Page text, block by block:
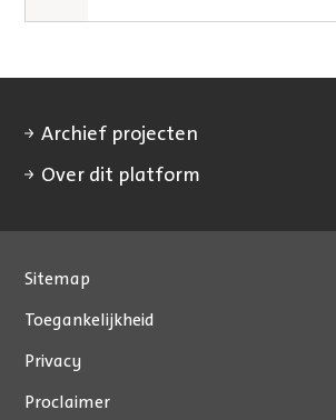
Archief projecten
Over dit platform
Sitemap
Toegankelijkheid
Privacy
Proclaimer